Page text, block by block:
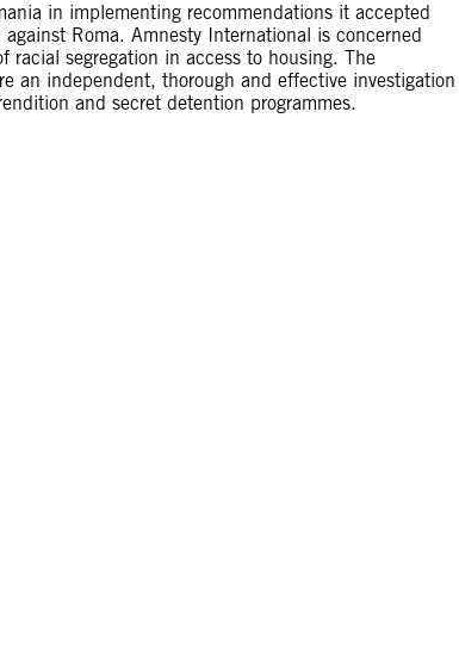
in implementing recommendations it accepted
Roma. Amnesty International is concerned
racial segregation in access to housing. The
an independent, thorough and effective investigation
and secret detention programmes.